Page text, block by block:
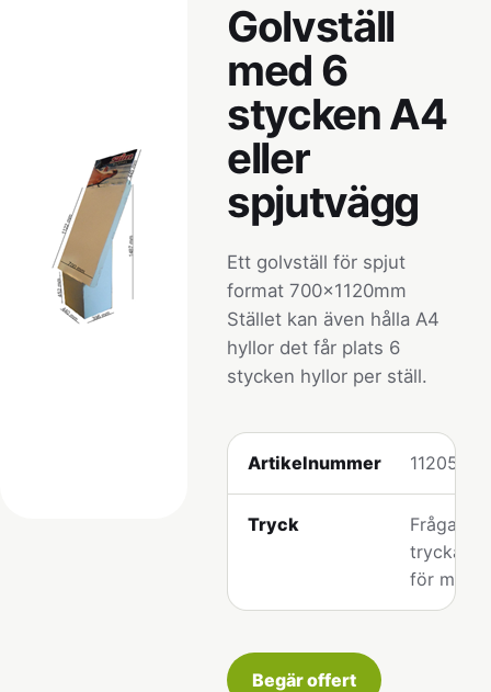
Golvställ
med 6
stycken A4
eller
spjutvägg
Ett golvställ för spjut
format 700x1120mm
Stället kan även hålla A4
hyllor det får plats 6
stycken hyllor per ställ.
Artikelnummer 112053
Tryck
Fråga
för
Begär offert